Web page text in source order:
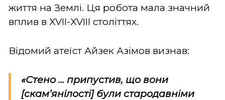
життя на Землі. Ця робота мала значний
вплив в XVII-XVIII століттях.
Відомий атеїст Айзек Азімов визнав:
«Стено ... припустив, що вони
[скам’янілості] були стародавніми